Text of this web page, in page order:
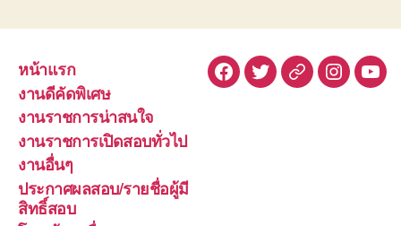
หน้าแรก
งานดีคัดพิเศษ
งานราชการน่าสนใจ
งานราชการเปิดสอบทั่วไป
งานอื่นๆ
ประกาศผลสอบ/รายชื่อผู้มี
สิทธิ์สอบ
Facebook
TwitterLine